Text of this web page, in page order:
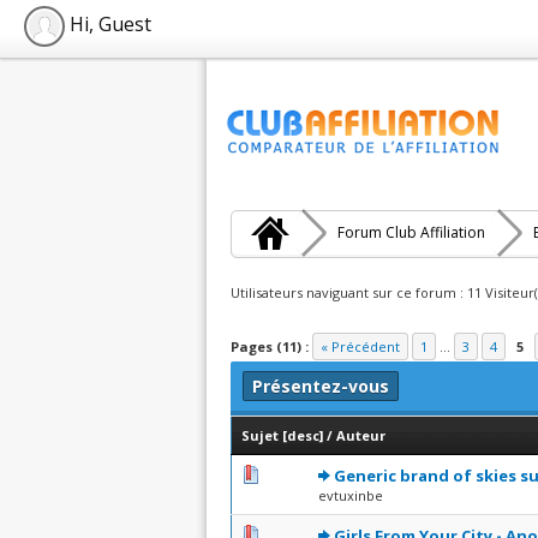
Hi, Guest
Forum Club Affiliation
Utilisateurs naviguant sur ce forum : 11
Pages (11) : « Précédent 1 ... 3 4 5
Présentez-vous
Sujet [desc] / Auteur
Generic brand of skies
evtuxinbe
0 Votes - 0 sur 5 en
12 345